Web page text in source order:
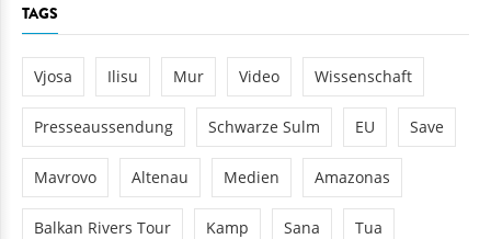
TAGS
Vjosa Ilisu Mur Video Wissenschaft
Presseaussendung Schwarze Sulm EU Save
Mavrovo Altenau Medien Amazonas
Balkan Rivers Tour Kamp Sana Tua